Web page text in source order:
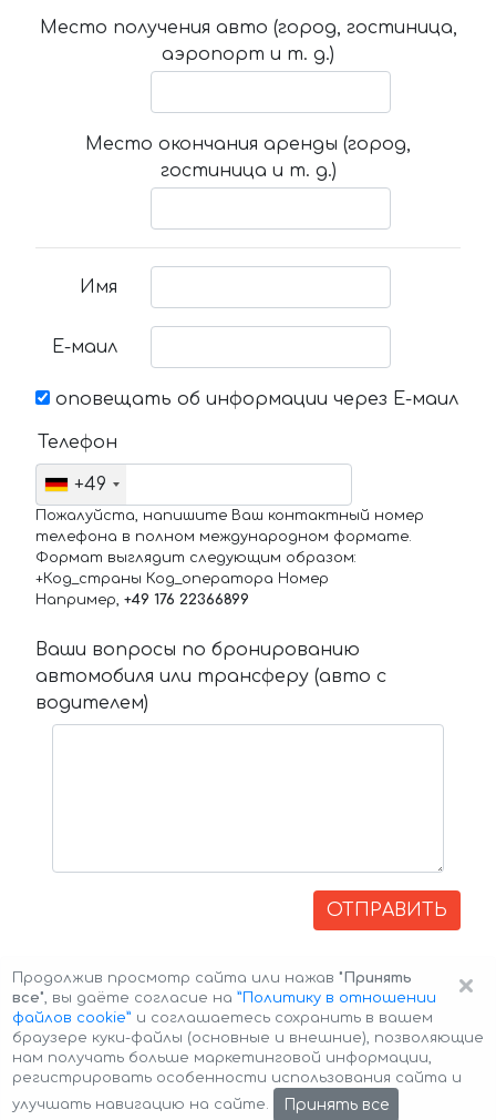
Место получения авто (город, гостиница,
аэропорт и т. д.)
Место окончания аренды (город,
гостиница и т. д.)
Имя
Е-маил
оповещать об информации через Е-маил
Телефон
+49
Пожалуйста, напишите Ваш контактный номер
телефона в полном международном формате.
Формат выглядит следующим образом:
+Код_страны Код_оператора Номер
Например, +49 176 22366899
Ваши вопросы по бронированию
автомобиля или трансферу (авто с
водителем)
ОТПРАВИТЬ
Авторские права © 2026 Авто-Аренда Cookie Policy
×
Продолжив просмотр сайта или нажав "Принять
все", вы даёте согласие на ”Политику в отношении
файлов cookie” и соглашаетесь сохранить в вашем
браузере куки-файлы (основные и внешние), позволяющие
нам получать больше маркетинговой информации,
регистрировать особенности использования сайта и
улучшать навигацию на сайте.
Принять все